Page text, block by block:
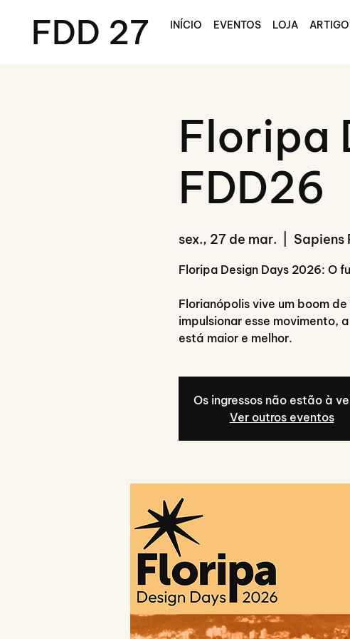
FDD 27 INÍCIO EVENTOS LOJA
Floripa
FDD26
sex., 27 de mar. Sapiens
Floripa Design Days 2026: O
Florianópolis vive um boom
impulsionar esse movimento,
está maior e melhor.
Os ingressos não estão à
Ver outros eventos